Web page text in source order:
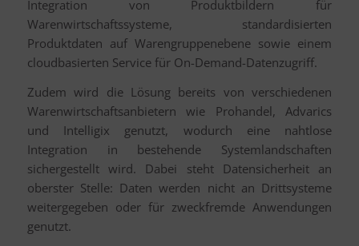
Integration von Produktbildern für
Warenwirtschaftssysteme, standardisierten
Produktdaten auf Warengruppenebene sowie einem
cloudbasierten Service für On-Demand-Datenzugriff.
Zudem wird die Lösung bereits von verschiedenen
Warenwirtschaftsanbietern wie Prohandel, Advarics
und Intelligix genutzt, wodurch eine nahtlose
Integration in bestehende Systemlandschaften
sichergestellt wird. Dabei steht Datensicherheit an
oberster Stelle: Daten werden nicht an Drittsysteme
weitergegeben oder für zweckfremde Anwendungen
genutzt.